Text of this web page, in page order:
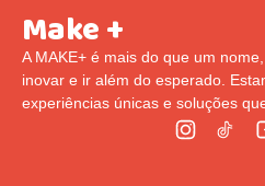
Make +
A MAKE+ é mais do que um
inovar e ir além do esperado.
experiências únicas e soluções